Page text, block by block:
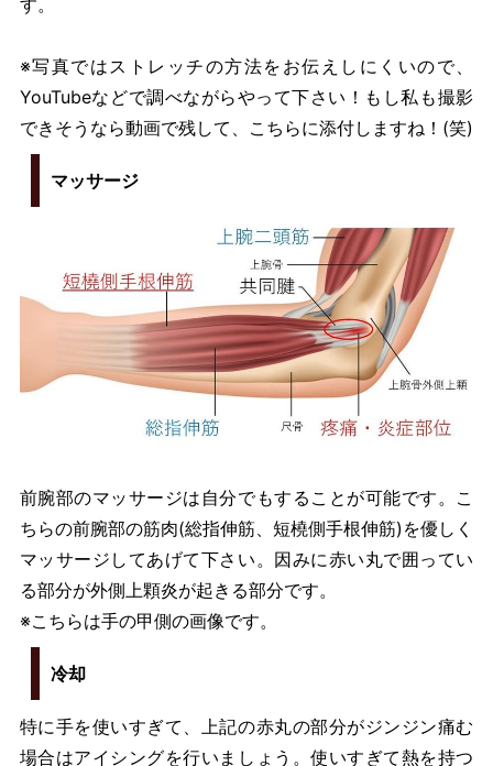
す。
※写真ではストレッチの方法をお伝えしにくいので、
YouTubeなどで調べながらやって下さい！もし私も撮影
できそうなら動画で残して、こちらに添付しますね！(笑)
マッサージ
前腕部のマッサージは自分でもすることが可能です。こ
ちらの前腕部の筋肉(総指伸筋、短橈側手根伸筋)を優しく
マッサージしてあげて下さい。因みに赤い丸で囲ってい
る部分が外側上顆炎が起きる部分です。
※こちらは手の甲側の画像です。
冷却
特に手を使いすぎて、上記の赤丸の部分がジンジン痛む
場合はアイシングを行いましょう。使いすぎて熱を持つ